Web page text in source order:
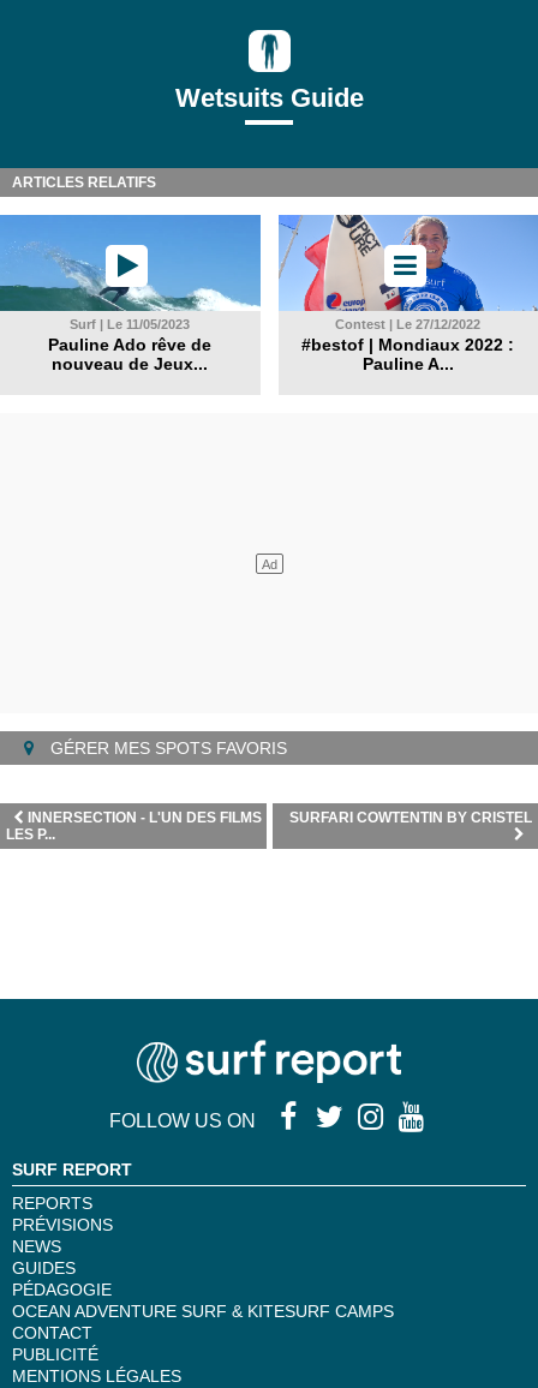
Wetsuits Guide
ARTICLES RELATIFS
Surf | Le 11/05/2023
Pauline Ado rêve de
nouveau de Jeux...
Contest | Le 27/12/2022
#bestof | Mondiaux 2022 :
Pauline A...
GÉRER MES SPOTS FAVORIS
SURFARI COWTENTIN BY CRISTEL
INNERSECTION - L'UN DES FILMS
LES P...
FOLLOW US ON
SURF REPORT
REPORTS
PRÉVISIONS
NEWS
GUIDES
PÉDAGOGIE
OCEAN ADVENTURE SURF & KITESURF CAMPS
CONTACT
PUBLICITÉ
MENTIONS LÉGALES